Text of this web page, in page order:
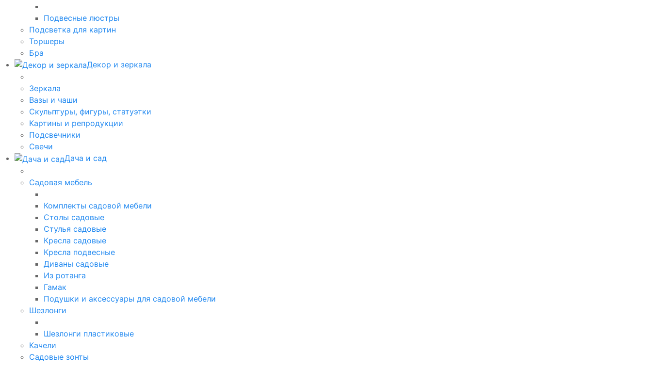
Подвесные люстры
Подсветка для картин
Торшеры
Бра
Декор и зеркала
Зеркала
Вазы и чаши
Скульптуры, фигуры, статуэтки
Картины и репродукции
Подсвечники
Свечи
Дача и сад
Садовая мебель
Комплекты садовой мебели
Столы садовые
Стулья садовые
Кресла садовые
Кресла подвесные
Диваны садовые
Из ротанга
Гамак
Подушки и аксессуары для садовой мебели
Шезлонги
Шезлонги пластиковые
Качели
Садовые зонты